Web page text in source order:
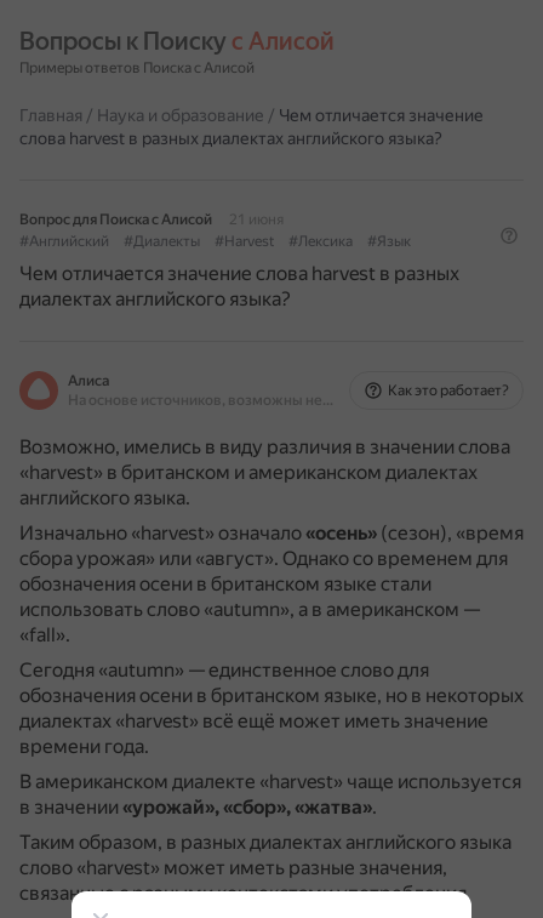
Вопросы к Поиску с Алисой
Примеры ответов Поиска с Алисой
Главная / Наука и образование / Чем отличается значение
слова harvest в разных диалектах английского языка?
Вопрос для Поиска с Алисой
21 июня
#Английский
#Диалекты #Harvest #Лексика #Язык
Чем отличается значение слова harvest в разных
диалектах английского языка?
Алиса
На основе источников, возможны неточности
Как это работает?
Возможно, имелись в виду различия в значении слова
«harvest» в британском и американском диалектах
английского языка.
Изначально «harvest» означало«осень» (сезон), «время
сбора урожая» или «август». Однако со временем для
обозначения осени в британском языке стали
использовать слово «autumn», а в американском —
«fall».
Сегодня «autumn» — единственное слово для
обозначения осени в британском языке, но в некоторых
диалектах «harvest» всё ещё может иметь значение
времени года.
В американском диалекте «harvest» чаще используется
в значении «урожай», «сбор», «жатва».
Таким образом, в разных диалектах английского языка
слово «harvest» может иметь разные значения,
связанные с разными контекстами употребления.